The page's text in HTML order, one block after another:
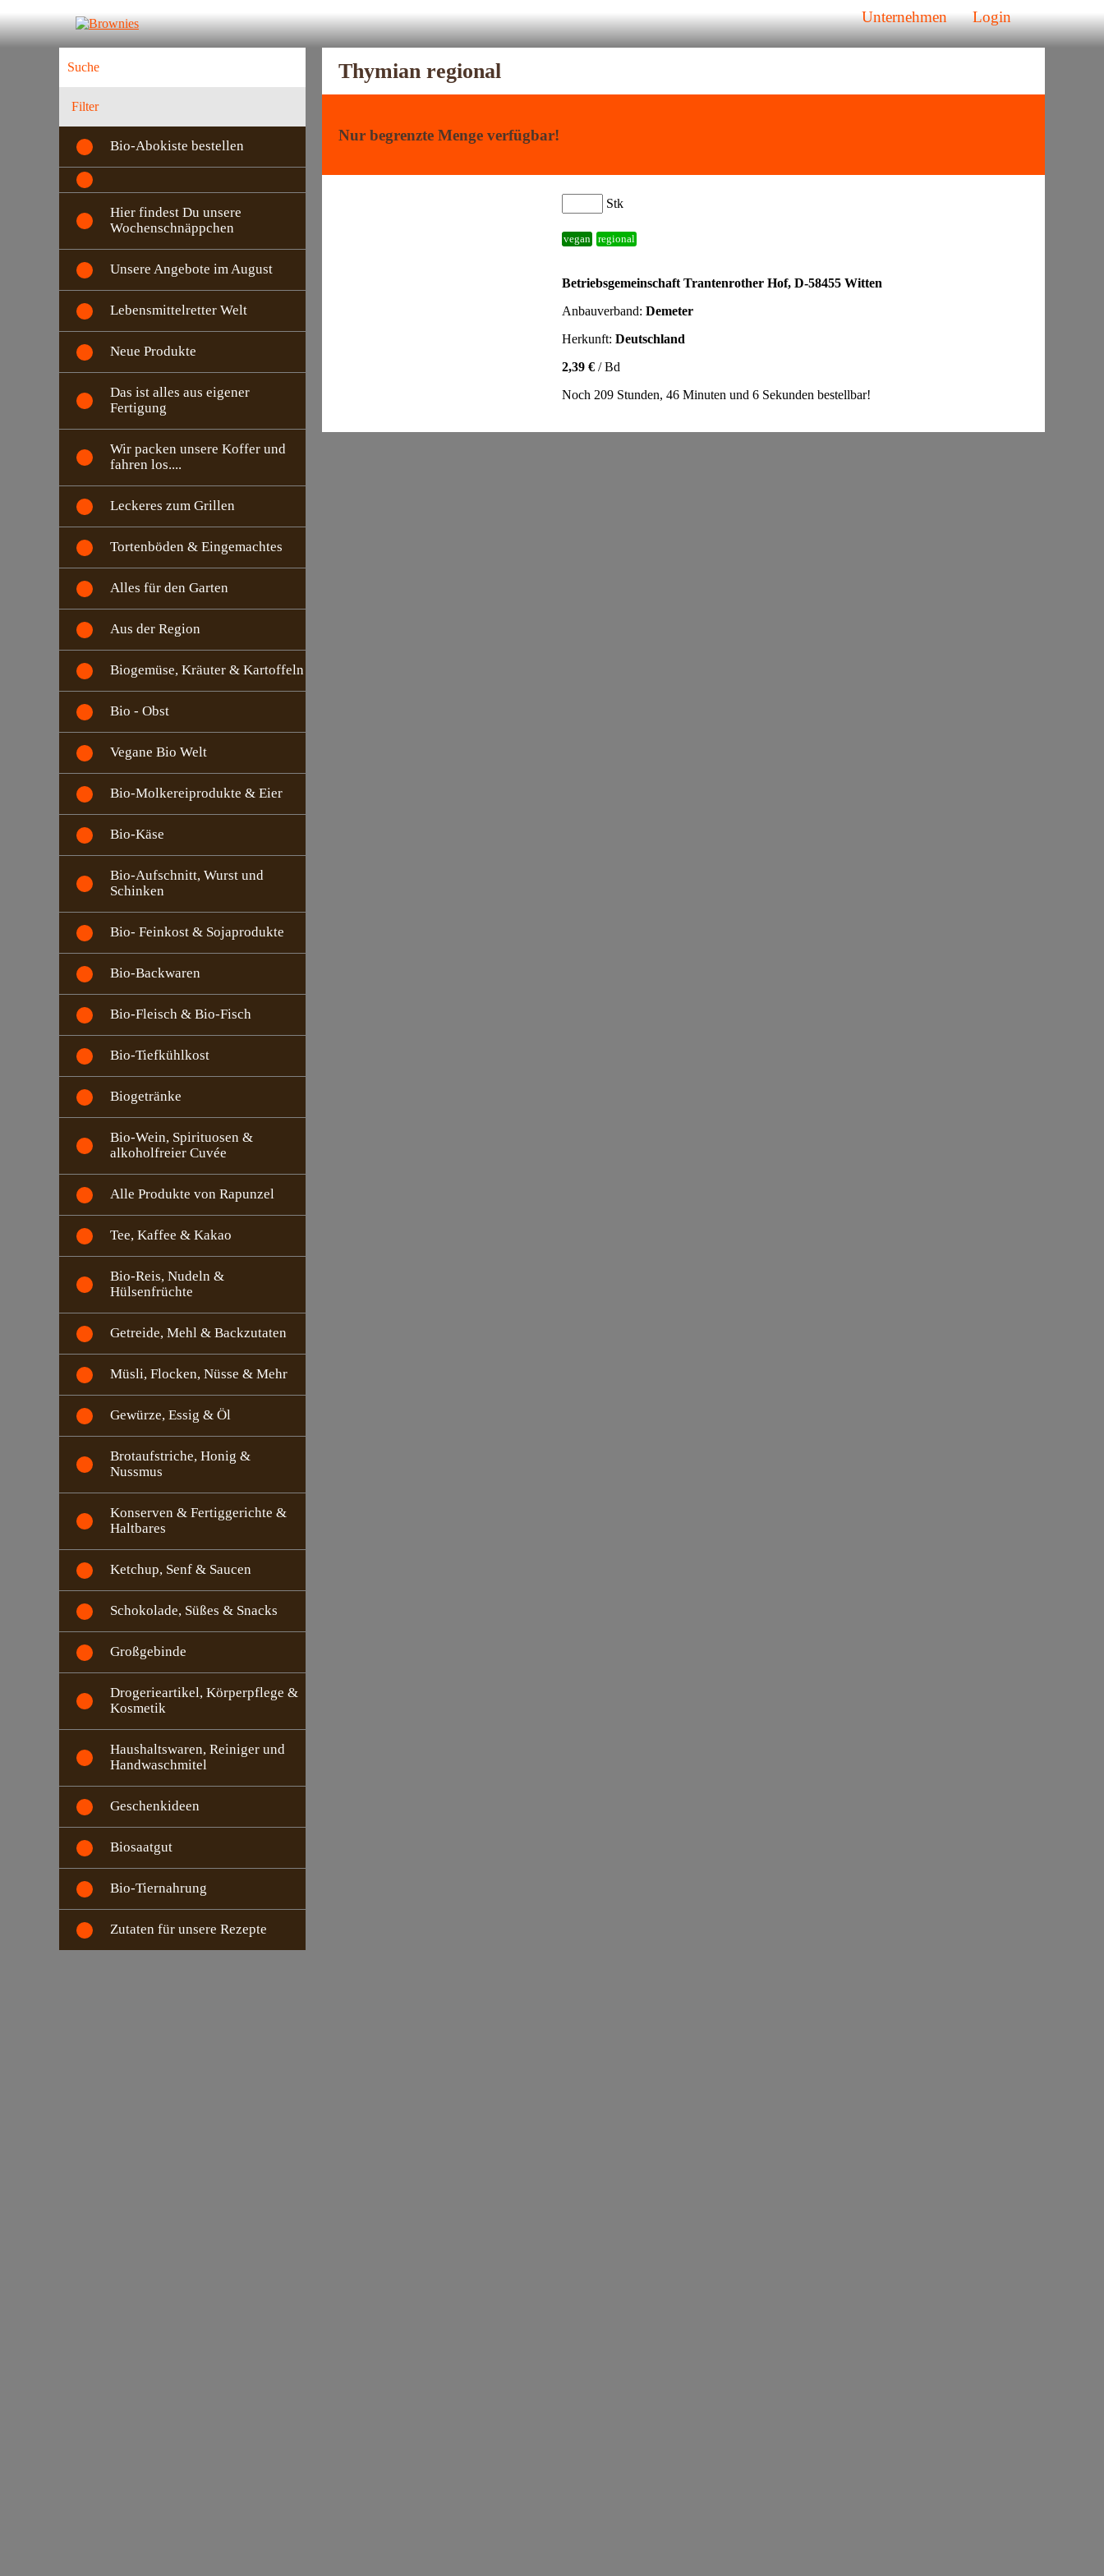
Unternehmen Login
Filter
Bio-Abokiste bestellen
Hier findest Du unsere
Wochenschnäppchen
Unsere Angebote im August
Lebensmittelretter Welt
Neue Produkte
Das ist alles aus eigener
Fertigung
Wir packen unsere Koffer und
fahren los....
Leckeres zum Grillen
Tortenböden & Eingemachtes
Alles für den Garten
Aus der Region
Biogemüse, Kräuter & Kartoffeln
Bio - Obst
Vegane Bio Welt
Bio-Molkereiprodukte & Eier
Bio-Käse
Bio-Aufschnitt, Wurst und
Schinken
Bio- Feinkost & Sojaprodukte
Bio-Backwaren
Bio-Fleisch & Bio-Fisch
Bio-Tiefkühlkost
Biogetränke
Bio-Wein, Spirituosen &
alkoholfreier Cuvée
Alle Produkte von Rapunzel
Tee, Kaffee & Kakao
Bio-Reis, Nudeln &
Hülsenfrüchte
Getreide, Mehl & Backzutaten
Müsli, Flocken, Nüsse & Mehr
Gewürze, Essig & Öl
Brotaufstriche, Honig &
Nussmus
Konserven & Fertiggerichte &
Haltbares
Ketchup, Senf & Saucen
Schokolade, Süßes & Snacks
Großgebinde
Drogerieartikel, Körperpflege &
Kosmetik
Haushaltswaren, Reiniger und
Handwaschmitel
Geschenkideen
Biosaatgut
Bio-Tiernahrung
Zutaten für unsere Rezepte
Thymian regional
Nur begrenzte Menge verfügbar!
Stk
vegan regional
Betriebsgemeinschaft Trantenrother Hof, D-58455 Witten
Anbauverband: Demeter
Herkunft: Deutschland
2,39 € / Bd
Noch 209 Stunden, 46 Minuten und 6 Sekunden bestellbar!